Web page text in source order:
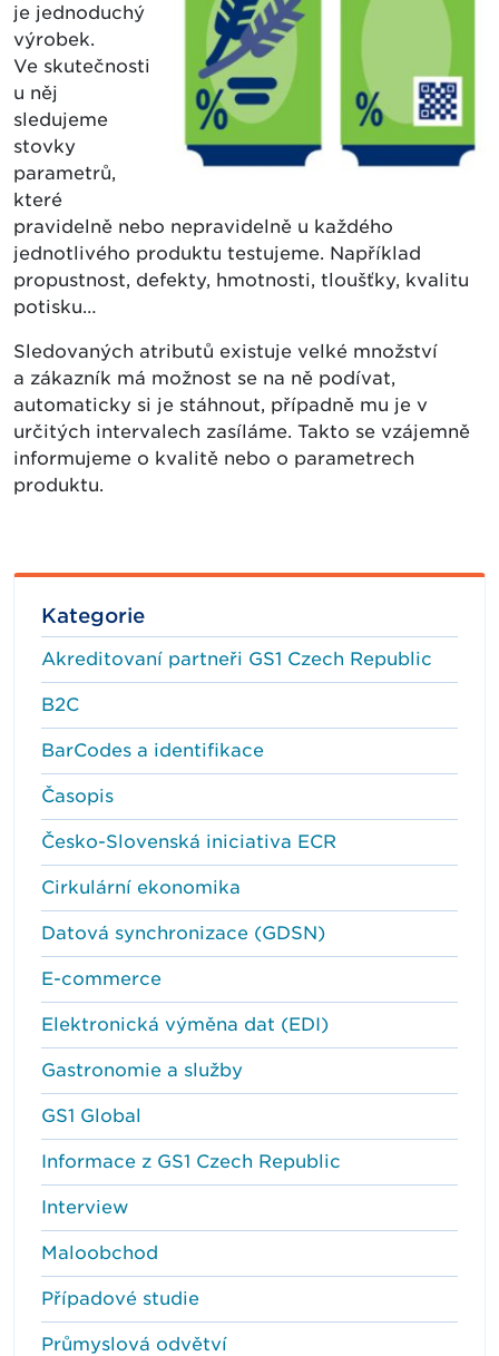
je jednoduchý
výrobek.
Ve skutečnosti
u něj
sledujeme
stovky
parametrů,
které
pravidelně nebo nepravidelně u každého
jednotlivého produktu testujeme. Například
propustnost, defekty, hmotnosti, tloušťky, kvalitu
potisku…
Sledovaných atributů existuje velké množství
a zákazník má možnost se na ně podívat,
automaticky si je stáhnout, případně mu je v
určitých intervalech zasíláme. Takto se vzájemně
informujeme o kvalitě nebo o parametrech
produktu.
Kategorie
Akreditovaní partneři GS1 Czech Republic
B2C
BarCodes a identifikace
Časopis
Česko-Slovenská iniciativa ECR
Cirkulární ekonomika
Datová synchronizace (GDSN)
E-commerce
Elektronická výměna dat (EDI)
Gastronomie a služby
GS1 Global
Informace z GS1 Czech Republic
Interview
Maloobchod
Případové studie
Průmyslová odvětví